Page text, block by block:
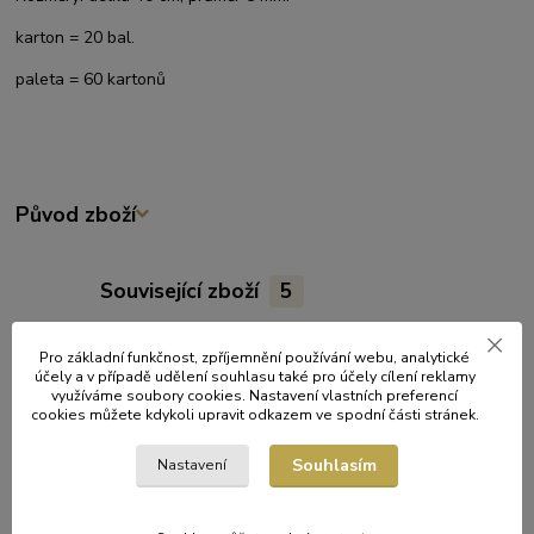
karton = 20 bal.
paleta = 60 kartonů
Původ zboží
Související zboží 5
Pro základní funkčnost, zpříjemnění používání webu, analytické
účely a v případě udělení souhlasu také pro účely cílení reklamy
využíváme soubory cookies. Nastavení vlastních preferencí
cookies můžete kdykoli upravit odkazem ve spodní části stránek.
Nastavení Souhlasím